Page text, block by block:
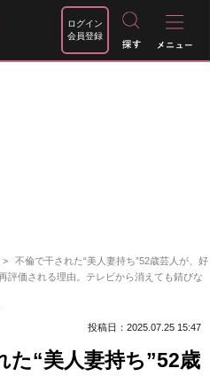
ログイン
会員登録
不倫で干された“美人妻持ち”52歳芸人が、好
評価される理由。テレビから消えても錆びな
投稿日：2025.07.25 15:47
た“美人妻持ち”52歳